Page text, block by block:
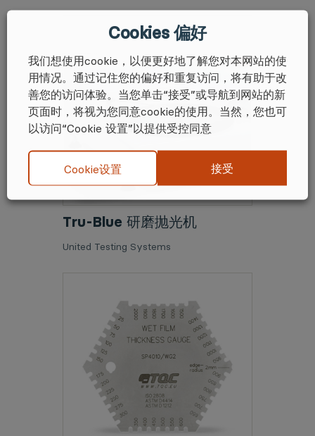
Tru-Blue 研磨抛光机
United Testing Systems
Cookies 偏好
我们想使用cookie，以便更好地了解您对本网站的使
用情况。通过记住您的偏好和重复访问，将有助于改
善您的访问体验。当您单击“接受”或导航到网站的新
页面时，将视为您同意cookie的使用。当然，您也可
以访问“Cookie 设置”以提供受控同意
Cookie设置 接受